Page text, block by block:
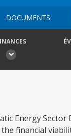
DOCUMENTS
Energy
financial